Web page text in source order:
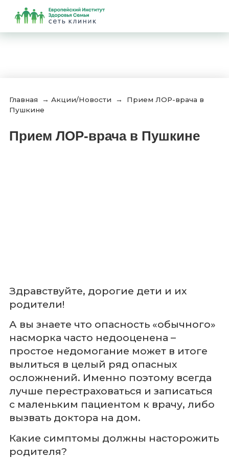
Главная → Акции/Новости →
Прием ЛОР-врача в
Пушкине
Прием ЛОР-врача в Пушкине
Здравствуйте, дорогие дети и их
родители!
А вы знаете что опасность «обычного»
насморка часто недооценена –
простое недомогание может в итоге
вылиться в целый ряд опасных
осложнений. Именно поэтому всегда
лучше перестраховаться и записаться
с маленьким пациентом к врачу, либо
вызвать доктора на дом.
Какие симптомы должны насторожить
родителя?